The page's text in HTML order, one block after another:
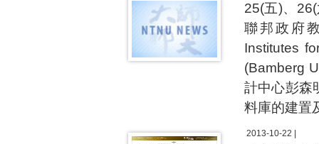
25(五)、
聯邦政府
Institutes
(Bamberg
計中心彭森
料庫的建置
2013-10-22 |